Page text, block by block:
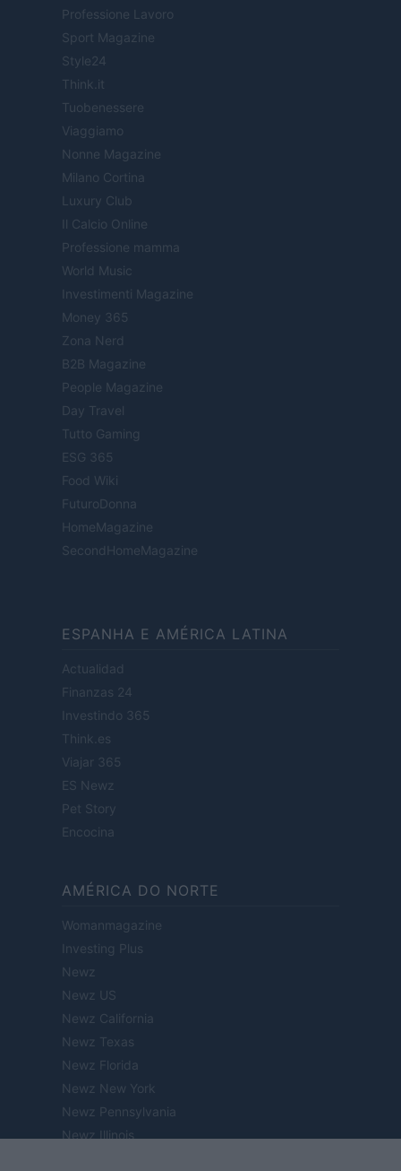
Professione Lavoro
Sport Magazine
Style24
Think.it
Tuobenessere
Viaggiamo
Nonne Magazine
Milano Cortina
Luxury Club
Il Calcio Online
Professione mamma
World Music
Investimenti Magazine
Money 365
Zona Nerd
B2B Magazine
People Magazine
Day Travel
Tutto Gaming
ESG 365
Food Wiki
FuturoDonna
HomeMagazine
SecondHomeMagazine
ESPANHA E AMÉRICA LATINA
Actualidad
Finanzas 24
Investindo 365
Think.es
Viajar 365
ES Newz
Pet Story
Encocina
AMÉRICA DO NORTE
Womanmagazine
Investing Plus
Newz
Newz US
Newz California
Newz Texas
Newz Florida
Newz New York
Newz Pennsylvania
Newz Illinois